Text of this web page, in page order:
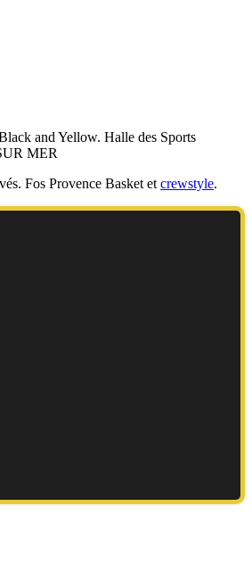
and Yellow. Halle des Sports
MER
Fos Provence Basket et crewstyle.